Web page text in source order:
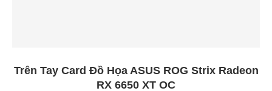
Trên Tay Card Đồ Họa ASUS ROG Strix Radeon
RX 6650 XT OC